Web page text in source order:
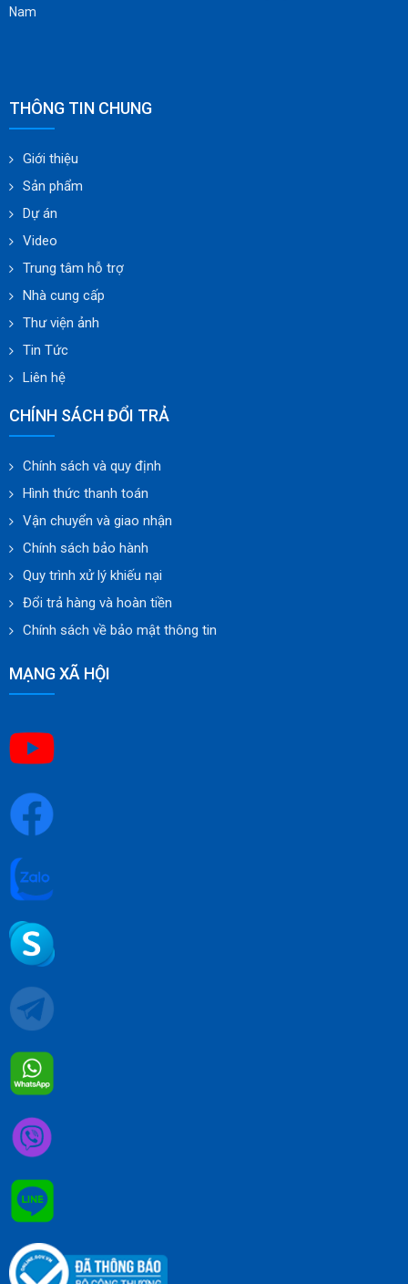
Nam
THÔNG TIN CHUNG
Giới thiệu
Sản phẩm
Dự án
Video
Trung tâm hỗ trợ
Nhà cung cấp
Thư viện ảnh
Tin Tức
Liên hệ
CHÍNH SÁCH ĐỔI TRẢ
Chính sách và quy định
Hình thức thanh toán
Vận chuyển và giao nhận
Chính sách bảo hành
Quy trình xử lý khiếu nại
Đổi trả hàng và hoàn tiền
Chính sách về bảo mật thông tin
MẠNG XÃ HỘI